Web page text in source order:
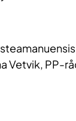
Vetvik, PP-